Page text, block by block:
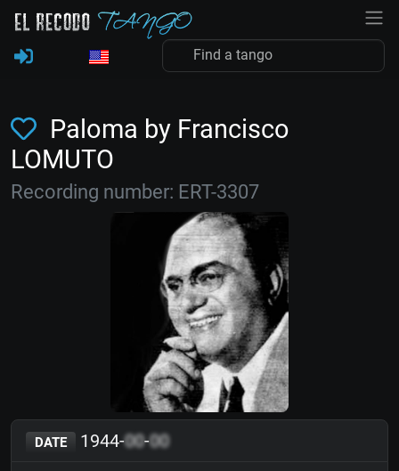
Paloma by Francisco
LOMUTO
Recording number: ERT-3307
DATE 1944-00-00